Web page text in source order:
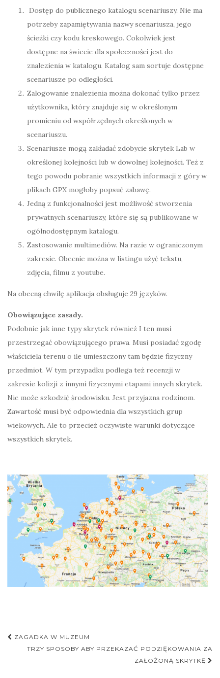
Dostęp do publicznego katalogu scenariuszy. Nie ma
potrzeby zapamiętywania nazwy scenariusza, jego
ścieżki czy kodu kreskowego. Cokolwiek jest
dostępne na świecie dla społeczności jest do
znalezienia w katalogu. Katalog sam sortuje dostępne
scenariusze po odległości.
Zalogowanie znalezienia można dokonać tylko przez
użytkownika, który znajduje się w określonym
promieniu od współrzędnych określonych w
scenariuszu.
Scenariusze mogą zakładać zdobycie skrytek Lab w
określonej kolejności lub w dowolnej kolejności. Też z
tego powodu pobranie wszystkich informacji z góry w
plikach GPX mogłoby popsuć zabawę.
Jedną z funkcjonalności jest możliwość stworzenia
prywatnych scenariuszy, które się są publikowane w
ogólnodostępnym katalogu.
Zastosowanie multimediów. Na razie w ograniczonym
zakresie. Obecnie można w listingu użyć tekstu,
zdjęcia, filmu z youtube.
Na obecną chwilę aplikacja obsługuje 29 języków.
Obowiązujące zasady.
Podobnie jak inne typy skrytek również I ten musi
przestrzegać obowiązującego prawa. Musi posiadać zgodę
właściciela terenu o ile umieszczony tam będzie fizyczny
przedmiot. W tym przypadku podlega też recenzji w
zakresie kolizji z innymi fizycznymi etapami innych skrytek.
Nie może szkodzić środowisku. Jest przyjazna rodzinom.
Zawartość musi być odpowiednia dla wszystkich grup
wiekowych. Ale to przecież oczywiste warunki dotyczące
wszystkich skrytek.
Nawigacja
postu
ZAGADKA W MUZEUM
TRZY SPOSOBY ABY PRZEKAZAĆ PODZIĘKOWANIA ZA
ZAŁOŻONĄ SKRYTKĘ